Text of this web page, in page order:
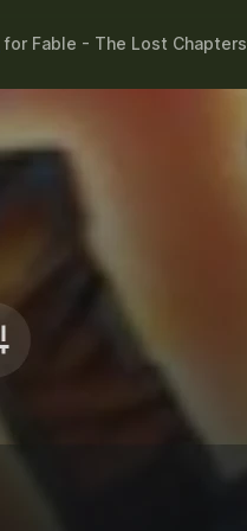
for Fable - The Lost Chapters